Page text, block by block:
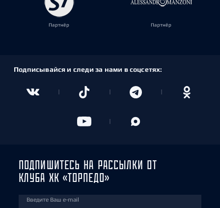
Партнёр Партнёр
Подписывайся и следи за нами в соцсетях:
ПОДПИШИТЕСЬ НА РАССЫЛКИ ОТ
КЛУБА ХК «ТОРПЕДО»
Введите Ваш e-mail